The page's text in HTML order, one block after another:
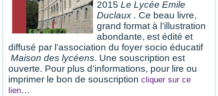
2015Le Lycée Emile
Duclaux . Ce beau livre,
grand format à l’illustration
abondante, est édité et
diffusé par l’association du foyer socio éducatif
Maison des lycéens. Une souscription est
ouverte. Pour plus d’informations, pour lire ou
imprimer le bon de souscriptioncliquer sur ce
lien…